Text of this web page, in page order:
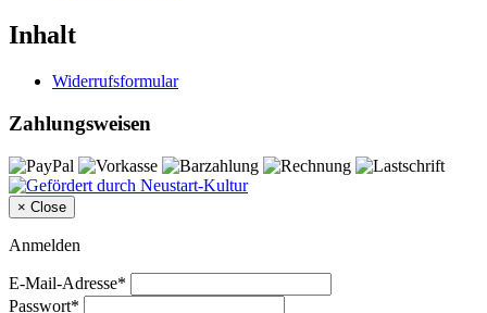
Inhalt
Widerrufsformular
Zahlungsweisen
× Close
Anmelden
E-Mail-Adresse*
Passwort*